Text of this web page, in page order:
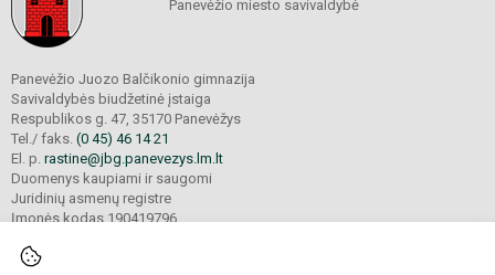
Panevėžio miesto savivaldybė
Panevėžio Juozo Balčikonio gimnazija
Savivaldybės biudžetinė įstaiga
Respublikos g. 47, 35170 Panevėžys
Tel./ faks. (0 45) 46 14 21
El. p. rastine@jbg.panevezys.lm.lt
Duomenys kaupiami ir saugomi
Juridinių asmenų registre
Įmonės kodas 190419796